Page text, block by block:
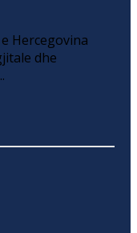
Hercegovina
dhe